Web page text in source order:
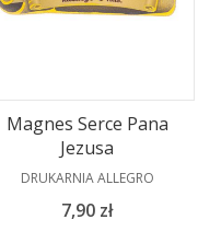
Magnes Serce Pana
Jezusa
PRODUCENT
DRUKARNIA ALLEGRO
Cena
7,90 zł